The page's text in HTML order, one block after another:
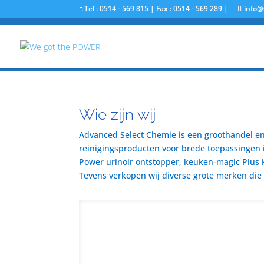
Tel : 0514 - 569 815 | Fax : 0514 - 569 289 |
Wie zijn wij
Advanced Select Chemie is een groothandel
reinigingsproducten voor brede
Power urinoir ontstopper, keuken-magic
Tevens verkopen wij diverse grote merken